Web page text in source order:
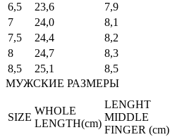
6,5
23,6 7,9
7
24,0 8,1
7,5
24,4 8,2
8
24,7 8,3
8,5
25,1 8,5
МУЖСКИЕ РАЗМЕРЫ
SIZE
WHOLE
LENGTH(cm)
LENGHT
MIDDLE
FINGER (cm)